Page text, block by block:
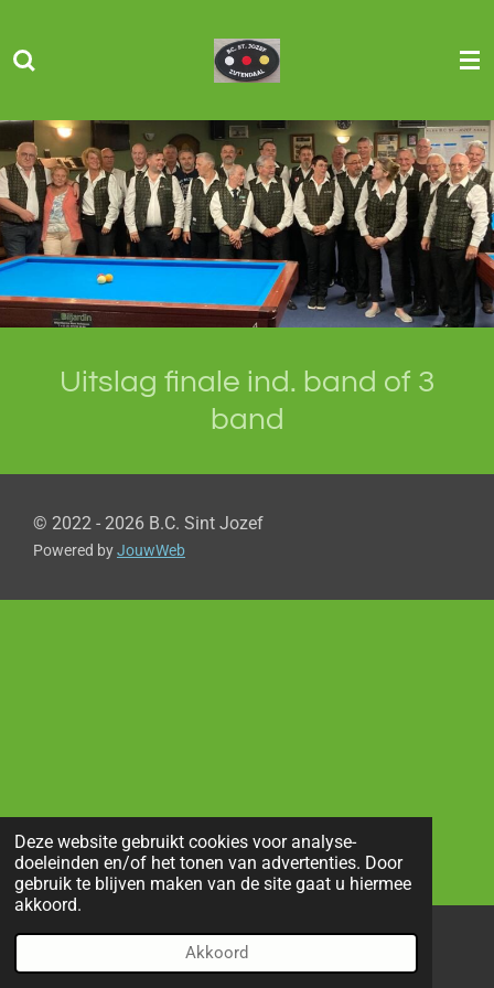
Deze website gebruikt cookies voor analyse-
doeleinden en/of het tonen van advertenties. Door
gebruik te blijven maken van de site gaat u hiermee
akkoord.
Akkoord
direct
naar
hoofdinhoud
Uitslag finale ind. band of 3
band
© 2022 - 2026 B.C. Sint Jozef
Powered byJouwWeb